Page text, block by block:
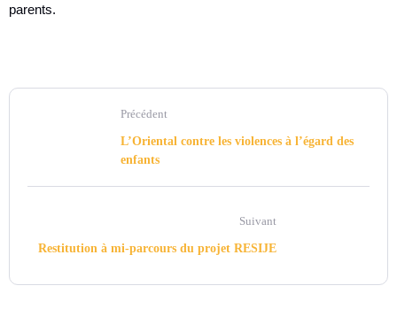
parents.
Précédent
L’Oriental contre les violences à l’égard des
enfants
Suivant
Restitution à mi-parcours du projet RESIJE